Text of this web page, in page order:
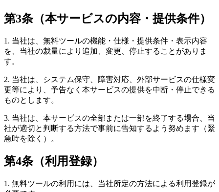
第3条（本サービスの内容・提供条件）
1. 当社は、無料ツールの機能・仕様・提供条件・表示内容
を、当社の裁量により追加、変更、停止することがありま
す。
2. 当社は、システム保守、障害対応、外部サービスの仕様変
更等により、予告なく本サービスの提供を中断・停止できる
ものとします。
3. 当社は、本サービスの全部または一部を終了する場合、当
社が適切と判断する方法で事前に告知するよう努めます（緊
急時を除く）。
第4条（利用登録）
1. 無料ツールの利用には、当社所定の方法による利用登録が